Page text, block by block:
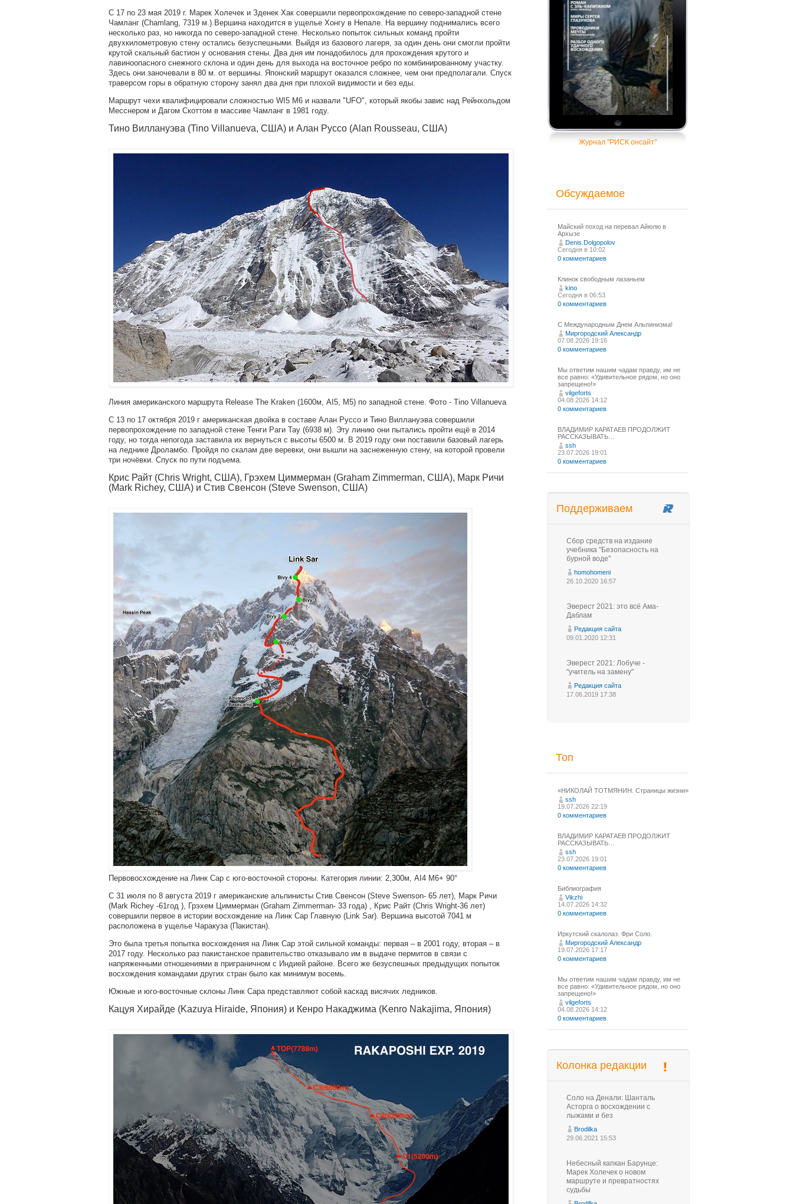
С 17 по 23 мая 2019 г. Марек Холечек и Зденек Хак совершили первопрохождение по северо-западной стене
Чамланг (Chamlang, 7319 м.).Вершина находится в ущелье Хонгу в Непале. На вершину поднимались всего
несколько раз, но никогда по северо-западной стене. Несколько попыток сильных команд пройти
двухкилометровую стену остались безуспешными. Выйдя из базового лагеря, за один день они смогли пройти
крутой скальный бастион у основания стены. Два дня им понадобилось для прохождения крутого и
лавиноопасного снежного склона и один день для выхода на восточное ребро по комбинированному участку.
Здесь они заночевали в 80 м. от вершины. Японский маршрут оказался сложнее, чем они предполагали. Спуск
траверсом горы в обратную сторону занял два дня при плохой видимости и без еды.
Маршрут чехи квалифицировали сложностью WI5 M6 и назвали "UFO", который якобы завис над Рейнхольдом
Месснером и Дагом Скоттом в массиве Чамланг в 1981 году.
Тино Виллануэва (Tino Villanueva, США) и Алан Руссо (Alan Rousseau, США)
Линия американского маршрута Release The Kraken (1600м, AI5, М5) по западной стене. Фото - Tino Villanueva
С 13 по 17 октября 2019 г американская двойка в составе Алан Руссо и Тино Виллануэва совершили
первопрохождение по западной стене Тенги Раги Тау (6938 м). Эту линию они пытались пройти ещё в 2014
году, но тогда непогода заставила их вернуться с высоты 6500 м. В 2019 году они поставили базовый лагерь
на леднике Дроламбо. Пройдя по скалам две веревки, они вышли на заснеженную стену, на которой провели
три ночёвки. Спуск по пути подъема.
Крис Райт (Chris Wright, США), Грэхем Циммерман (Graham Zimmerman, США), Марк Ричи
(Mark Richey, США) и Стив Свенсон (Steve Swenson, США)
Первовосхождение на Линк Сар с юго-восточной стороны. Категория линии: 2,300м, AI4 M6+ 90°
С 31 июля по 8 августа 2019 г американские альпинисты Стив Свенсон (Steve Swenson- 65 лет), Марк Ричи
(Mark Richey -61год ), Грэхем Циммерман (Graham Zimmerman- 33 года) , Крис Райт (Chris Wright-36 лет)
совершили первое в истории восхождение на Линк Сар Главную (Link Sar). Вершина высотой 7041 м
расположена в ущелье Чаракуза (Пакистан).
Это была третья попытка восхождения на Линк Сар этой сильной команды: первая – в 2001 году, вторая – в
2017 году. Несколько раз пакистанское правительство отказывало им в выдаче пермитов в связи с
напряженными отношениями в приграничном с Индией районе. Всего же безуспешных предыдущих попыток
восхождения командами других стран было как минимум восемь.
Южные и юго-восточные склоны Линк Сара представляют собой каскад висячих ледников.
Кацуя Хирайде (Kazuya Hiraide, Япония) и Кенро Накаджима (Kenro Nakajima, Япония)
Журнал "РИСК онсайт"
Обсуждаемое
Майский поход на перевал Айюлю в
Архызе
Denis.Dolgopolov
Сегодня в 10:02
0 комментариев
Клинок свободным лазаньем
kino
Сегодня в 06:53
0 комментариев
С Международным Днем Альпинизма!⁠
Миргородский Александр
07.08.2026 19:16
0 комментариев
Мы ответим нашим чадам правду, им не
все равно: «Удивительное рядом, но оно
запрещено!»
vilgeforts
04.08.2026 14:12
0 комментариев
ВЛАДИМИР КАРАТАЕВ ПРОДОЛЖИТ
РАССКАЗЫВАТЬ…
ssh
23.07.2026 19:01
0 комментариев
Поддерживаем
Сбор средств на издание
учебника "Безопасность на
бурной воде"
homohomeni
26.10.2020 16:57
Эверест 2021: это всё Ама-
Даблам
Редакция сайта
09.01.2020 12:31
Эверест 2021: Лобуче -
"учитель на замену"
Редакция сайта
17.06.2019 17:38
Топ
«НИКОЛАЙ ТОТМЯНИН. Страницы жизни»
ssh
19.07.2026 22:19
0 комментариев
ВЛАДИМИР КАРАТАЕВ ПРОДОЛЖИТ
РАССКАЗЫВАТЬ…
ssh
23.07.2026 19:01
0 комментариев
Библиография
Vikzhi
14.07.2026 14:32
0 комментариев
Иркутский скалолаз. Фри Соло.
Миргородский Александр
19.07.2026 17:17
0 комментариев
Мы ответим нашим чадам правду, им не
все равно: «Удивительное рядом, но оно
запрещено!»
vilgeforts
04.08.2026 14:12
0 комментариев
Колонка редакции
Соло на Денали: Шанталь
Асторга о восхождении с
лыжами и без
Brodilka
29.06.2021 15:53
Небесный капкан Барунце:
Марек Холечек о новом
маршруте и превратностях
судьбы